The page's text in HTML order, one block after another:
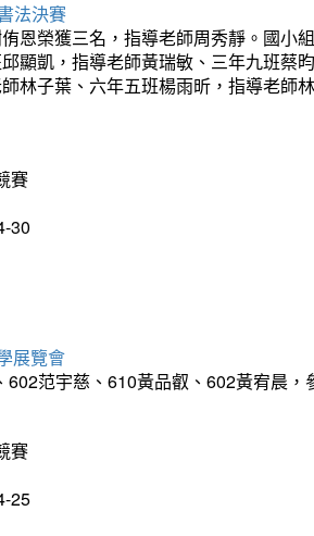
法決賽
恩榮獲三名，指導老師周秀靜。國小
顯凱，指導老師黃瑞敏、三年九班蔡
林子葉、六年五班楊雨昕，指導老師
賽
30
展覽會
范宇慈、610黃品叡、602黃宥晨
賽
25